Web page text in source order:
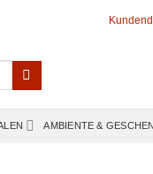
AMBIENTE &